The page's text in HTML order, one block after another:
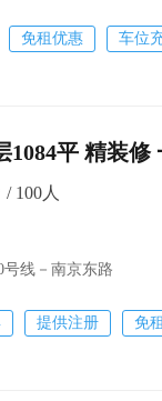
免租优惠 车位
1084平 精装
100人
号线－南京东路
提供注册 免